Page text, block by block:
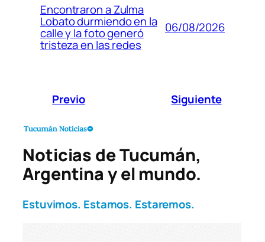
Encontraron a Zulma
Lobato durmiendo en la
calle y la foto generó
tristeza en las redes
06/08/2026
Previo Siguiente
Noticias de Tucumán,
Argentina y el mundo.
Estuvimos. Estamos. Estaremos.